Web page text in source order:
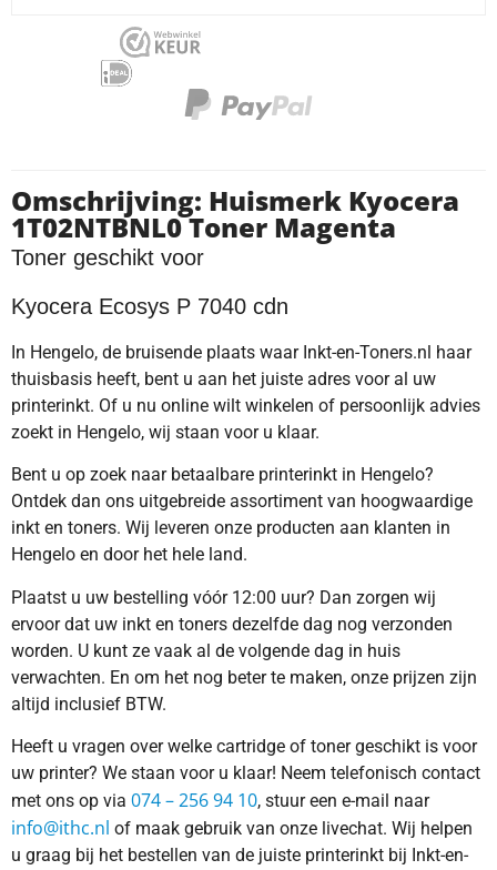
Omschrijving: Huismerk Kyocera
1T02NTBNL0 Toner Magenta
Toner geschikt voor
Kyocera Ecosys P 7040 cdn
In Hengelo, de bruisende plaats waar Inkt-en-Toners.nl haar
thuisbasis heeft, bent u aan het juiste adres voor al uw
printerinkt. Of u nu online wilt winkelen of persoonlijk advies
zoekt in Hengelo, wij staan voor u klaar.
Bent u op zoek naar betaalbare printerinkt in Hengelo?
Ontdek dan ons uitgebreide assortiment van hoogwaardige
inkt en toners. Wij leveren onze producten aan klanten in
Hengelo en door het hele land.
Plaatst u uw bestelling vóór 12:00 uur? Dan zorgen wij
ervoor dat uw inkt en toners dezelfde dag nog verzonden
worden. U kunt ze vaak al de volgende dag in huis
verwachten. En om het nog beter te maken, onze prijzen zijn
altijd inclusief BTW.
Heeft u vragen over welke cartridge of toner geschikt is voor
uw printer? We staan voor u klaar! Neem telefonisch contact
met ons op via 074 – 256 94 10, stuur een e-mail naar
info@ithc.nl of maak gebruik van onze livechat. Wij helpen
u graag bij het bestellen van de juiste printerinkt bij Inkt-en-